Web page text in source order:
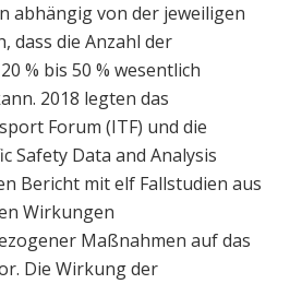
abhängig von der jeweiligen
dass die Anzahl der
% bis 50 % wesentlich
2018 legten das
Forum (ITF) und die
Safety Data and Analysis
Bericht mit elf Fallstudien aus
Wirkungen
Maßnahmen auf das
Die Wirkung der